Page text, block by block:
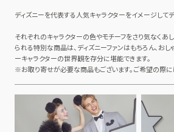
ディズニーを代表する人気キャラクターをイメージして
それぞれのキャラクターの色やモチーフをさり気なくあ
られる特別な商品は、ディズニーファンはもちろん、お
ーキャラクターの世界観を存分に堪能できます。
※お取り寄せが必要な商品もございます。ご希望の際